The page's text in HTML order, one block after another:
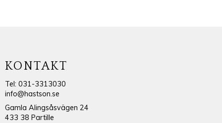
KONTAKT
Tel: 031-3313030
info@hastson.se
Gamla Alingsåsvägen 24
433 38 Partille